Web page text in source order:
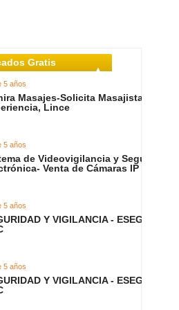
Gratis
5 años
Masajes-Solicita Masajista con
Lince
5 años
de Videovigilancia y Seguridad
Venta de Cámaras IP
5 años
Y VIGILANCIA - ESEGEM
5 años
Y VIGILANCIA - ESEGEM